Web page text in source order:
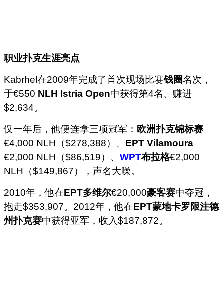
职业扑克生涯亮点
Kabrhel在2009年完成了首次现场比赛钱圈名次，
于€550 NLH Istria Open中获得第4名、赚进
$2,634。
仅一年后，他便连拿三项冠军： 欧洲扑克锦标赛
€4,000 NLH（$278,388）、 EPT Vilamoura
€2,000 NLH（$86,519）、 WPT布拉格€2,000
NLH（$149,867），声名大噪。
2010年，他在EPT多维尔€20,000豪客赛中夺冠，
抱走$353,907。2012年，他在EPT蒙地卡罗限注德
州扑克赛中获得亚军，收入$187,872。